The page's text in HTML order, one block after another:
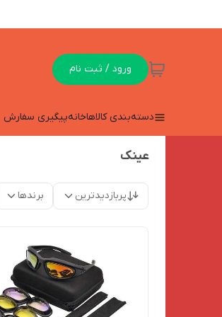
ورود / ثبت نام
دسته‌بندی کالاهاخانهپیگیری سفارش
عینک
پربازدیدترین برندها